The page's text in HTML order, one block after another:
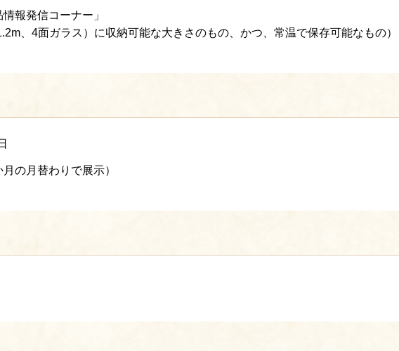
報発信コーナー」
、4面ガラス）に収納可能な大きさのもの、かつ、常温で保存可能なもの）
の月替わりで展示）